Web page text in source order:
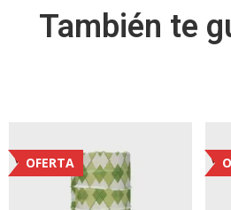
También te
OFERTA